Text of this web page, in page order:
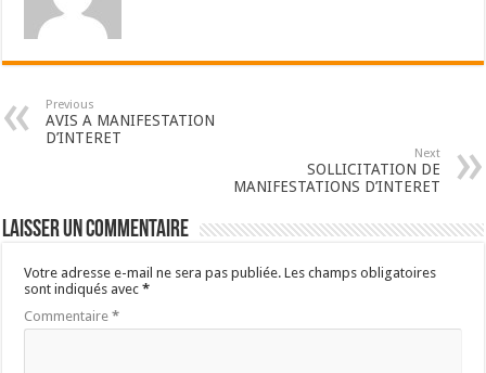
Previous
AVIS A MANIFESTATION
D’INTERET
Next
SOLLICITATION DE
MANIFESTATIONS D’INTERET
Laisser un commentaire
Votre adresse e-mail ne sera pas publiée. Les champs obligatoires
sont indiqués avec*
Commentaire*